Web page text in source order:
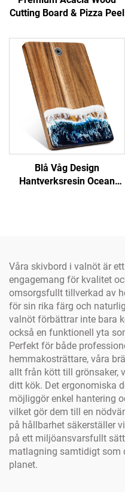
Cutting Board & Pizza Peel
Blå Våg Design
‌Hantverksresin Ocean
Våra skivbord i valnöt är
engagemang för kvalitet
omsorgsfullt tillverkad av
för sin rika färg och
valnöt förbättrar inte bara
också en funktionell yta
Perfekt för både
hemmakosträttare, våra
allt från kött till grönsaker,
ditt kök. Det ergonomiska
möjliggör enkel hantering
vilket gör dem till en
på hållbarhet säkerställer
på ett miljöansvarsfullt
matlagning samtidigt som
planet.